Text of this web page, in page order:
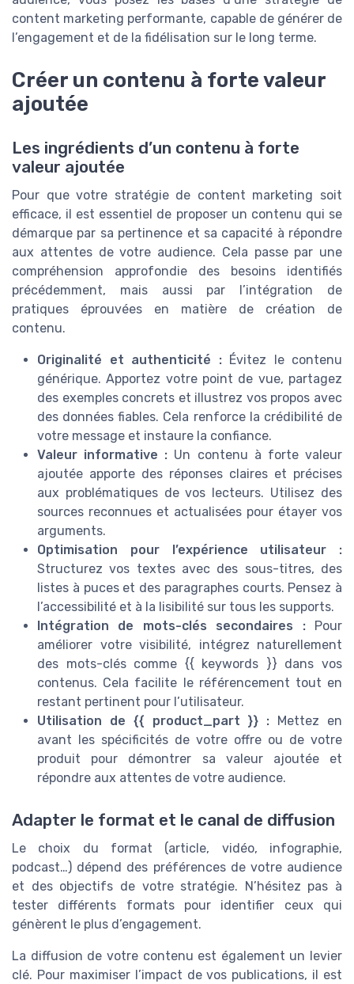
content marketing performante, capable de générer de
l’engagement et de la fidélisation sur le long terme.
Créer un contenu à forte valeur
ajoutée
Les ingrédients d’un contenu à forte
valeur ajoutée
Pour que votre stratégie de content marketing soit
efficace, il est essentiel de proposer un contenu qui se
démarque par sa pertinence et sa capacité à répondre
aux attentes de votre audience. Cela passe par une
compréhension approfondie des besoins identifiés
précédemment, mais aussi par l’intégration de
pratiques éprouvées en matière de création de
contenu.
Originalité et authenticité :Évitez le contenu
générique. Apportez votre point de vue, partagez
des exemples concrets et illustrez vos propos avec
des données fiables. Cela renforce la crédibilité de
votre message et instaure la confiance.
Valeur informative : Un contenu à forte valeur
ajoutée apporte des réponses claires et précises
aux problématiques de vos lecteurs. Utilisez des
sources reconnues et actualisées pour étayer vos
arguments.
Optimisation pour l’expérience utilisateur :
Structurez vos textes avec des sous-titres, des
listes à puces et des paragraphes courts. Pensez à
l’accessibilité et à la lisibilité sur tous les supports.
Intégration de mots-clés secondaires :Pour
améliorer votre visibilité, intégrez naturellement
des mots-clés comme {{ keywords }} dans vos
contenus. Cela facilite le référencement tout en
restant pertinent pour l’utilisateur.
Utilisation de {{ product_part }} : Mettez en
avant les spécificités de votre offre ou de votre
produit pour démontrer sa valeur ajoutée et
répondre aux attentes de votre audience.
Adapter le format et le canal de diffusion
Le choix du format (article, vidéo, infographie,
podcast…) dépend des préférences de votre audience
et des objectifs de votre stratégie. N’hésitez pas à
tester différents formats pour identifier ceux qui
génèrent le plus d’engagement.
La diffusion de votre contenu est également un levier
clé. Pour maximiser l’impact de vos publications, il est